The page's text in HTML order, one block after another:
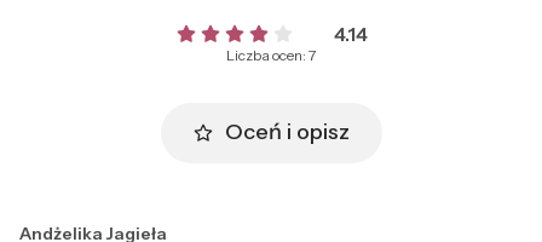
4.14
Liczba ocen: 7
Oceń i opisz
Andżelika Jagieła